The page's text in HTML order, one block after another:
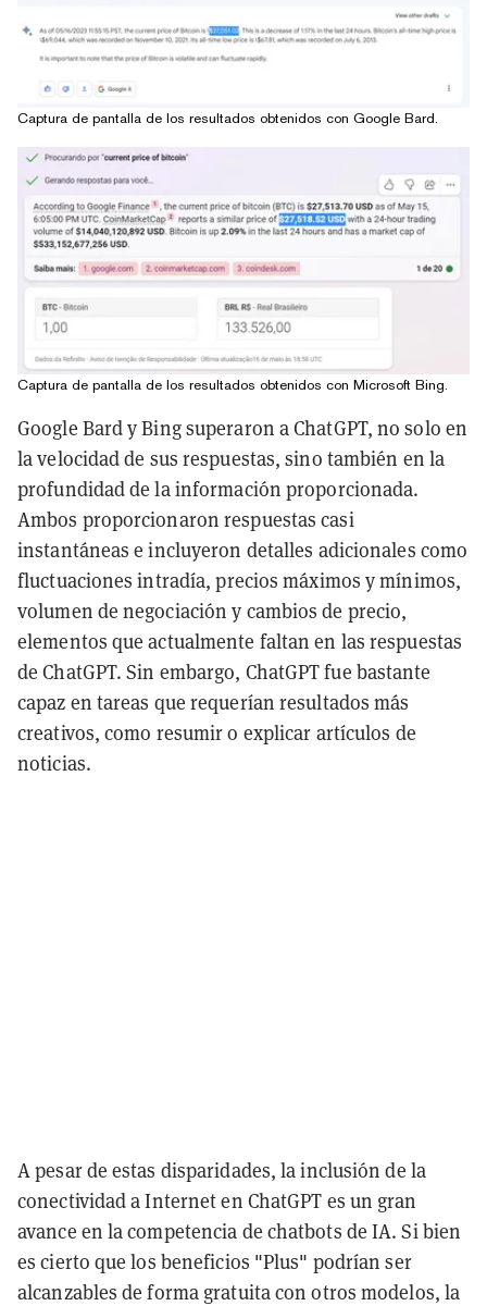
Captura de pantalla de los resultados obtenidos con Google Bard.
Captura de pantalla de los resultados obtenidos con Microsoft Bing.
Google Bard y Bing superaron a ChatGPT, no solo en
la velocidad de sus respuestas, sino también en la
profundidad de la información proporcionada.
Ambos proporcionaron respuestas casi
instantáneas e incluyeron detalles adicionales como
fluctuaciones intradía, precios máximos y mínimos,
volumen de negociación y cambios de precio,
elementos que actualmente faltan en las respuestas
de ChatGPT. Sin embargo, ChatGPT fue bastante
capaz en tareas que requerían resultados más
creativos, como resumir o explicar artículos de
noticias.
A pesar de estas disparidades, la inclusión de la
conectividad a Internet en ChatGPT es un gran
avance en la competencia de chatbots de IA. Si bien
es cierto que los beneficios "Plus" podrían ser
alcanzables de forma gratuita con otros modelos, la